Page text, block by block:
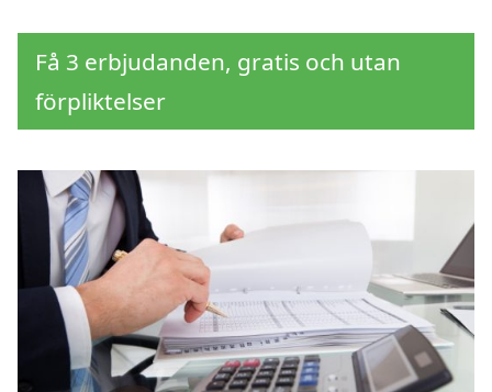
Få 3 erbjudanden, gratis och utan
förpliktelser